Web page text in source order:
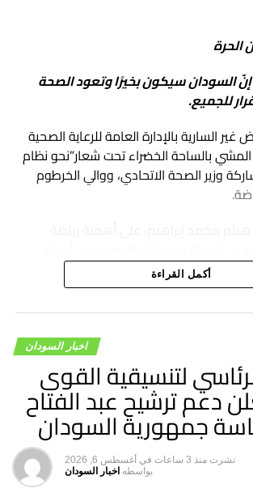
الحرة
السودان سيكون بخيرًا وتعود الصحة
للجميع.
غير السارية بالإدارة العامة للرعاية الصحية
المشي بالساحة الخضراء تحت شعار”نحو نظام
وزير الصحة الاتحادي، ووالي الخرطوم
الدموية و غيرها، مشيرًا إلى أنّ
الحياة إلى طبيعتها.
أكمل القراءة
اخبار السودان
لتنسيقية القوى
دعم ترشيح عبد الفتاح
جمهورية السودان
نشرت منذ 3 ساعات في أغسطس 6, 2026
بواسطه اخبار السودان